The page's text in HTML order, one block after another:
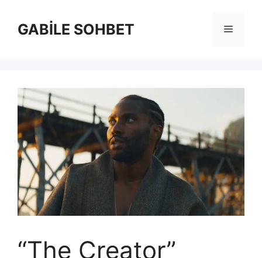
GABİLE SOHBET Menü
“The Creator”